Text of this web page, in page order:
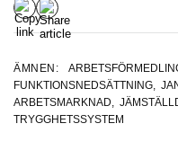
De senaste fem åren har
samma sysselsättningsgrad
befolkningens 81 procent.
dubbelt så hög i gruppen:
ÄMNEN:
FUNKTIONSNEDSÄTTNING,
ARBETSMARKNAD,
TRYGGHETSSYSTEM